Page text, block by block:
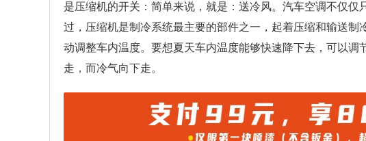
是压缩机的开关：简单来说，就是：送冷风。汽车空调不仅
过，压缩机是制冷系统最主要的部件之一，起着压缩和输送
动调整车内温度。要想夏天车内温度能够快速降下去，可以调
走，而冷气向下走。